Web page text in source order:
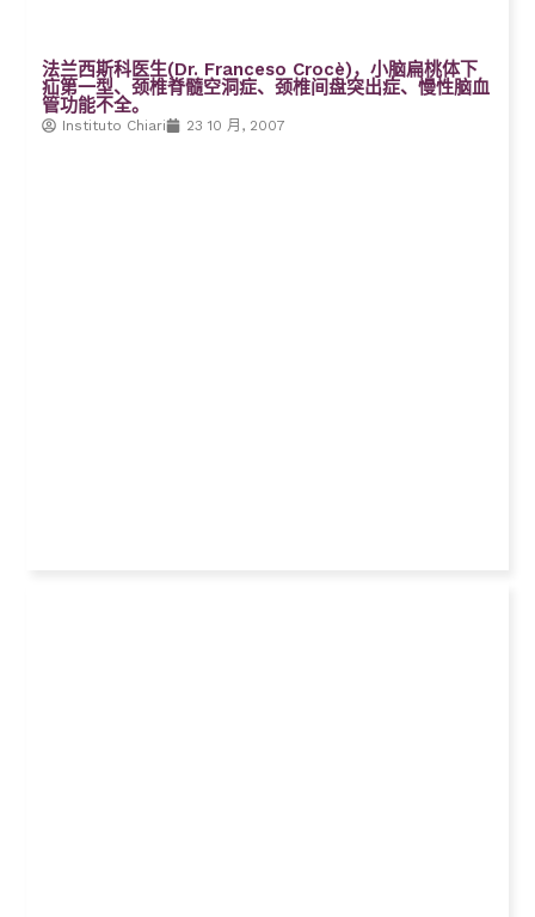
法兰西斯科医生(Dr. Franceso Crocè)，小脑扁桃体下
疝第一型、颈椎脊髓空洞症、颈椎间盘突出症、慢性脑血
管功能不全。
Instituto Chiari 23 10 月, 2007